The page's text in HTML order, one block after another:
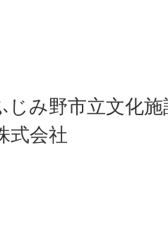
じみ野市立文化
式会社